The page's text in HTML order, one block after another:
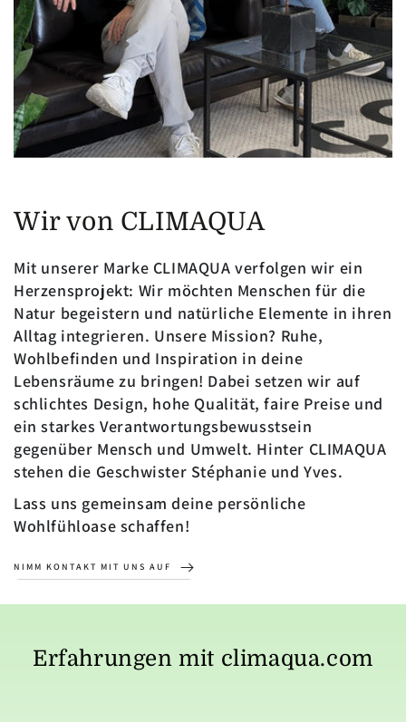
Wir von CLIMAQUA
Mit unserer Marke CLIMAQUA verfolgen wir ein
Herzensprojekt: Wir möchten Menschen für die
Natur begeistern und natürliche Elemente in ihren
Alltag integrieren. Unsere Mission? Ruhe,
Wohlbefinden und Inspiration in deine
Lebensräume zu bringen! Dabei setzen wir auf
schlichtes Design, hohe Qualität, faire Preise und
ein starkes Verantwortungsbewusstsein
gegenüber Mensch und Umwelt. Hinter CLIMAQUA
stehen die Geschwister Stéphanie und Yves.
Lass uns gemeinsam deine persönliche
Wohlfühloase schaffen!
NIMM KONTAKT MIT UNS AUF
Erfahrungen mit climaqua.com